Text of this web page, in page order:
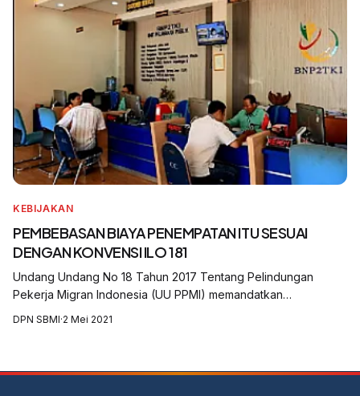
KEBIJAKAN
PEMBEBASAN BIAYA PENEMPATAN ITU SESUAI
DENGAN KONVENSI ILO 181
Undang Undang No 18 Tahun 2017 Tentang Pelindungan
Pekerja Migran Indonesia (UU PPMI) memandatkan
DPN SBMI·2 Mei 2021